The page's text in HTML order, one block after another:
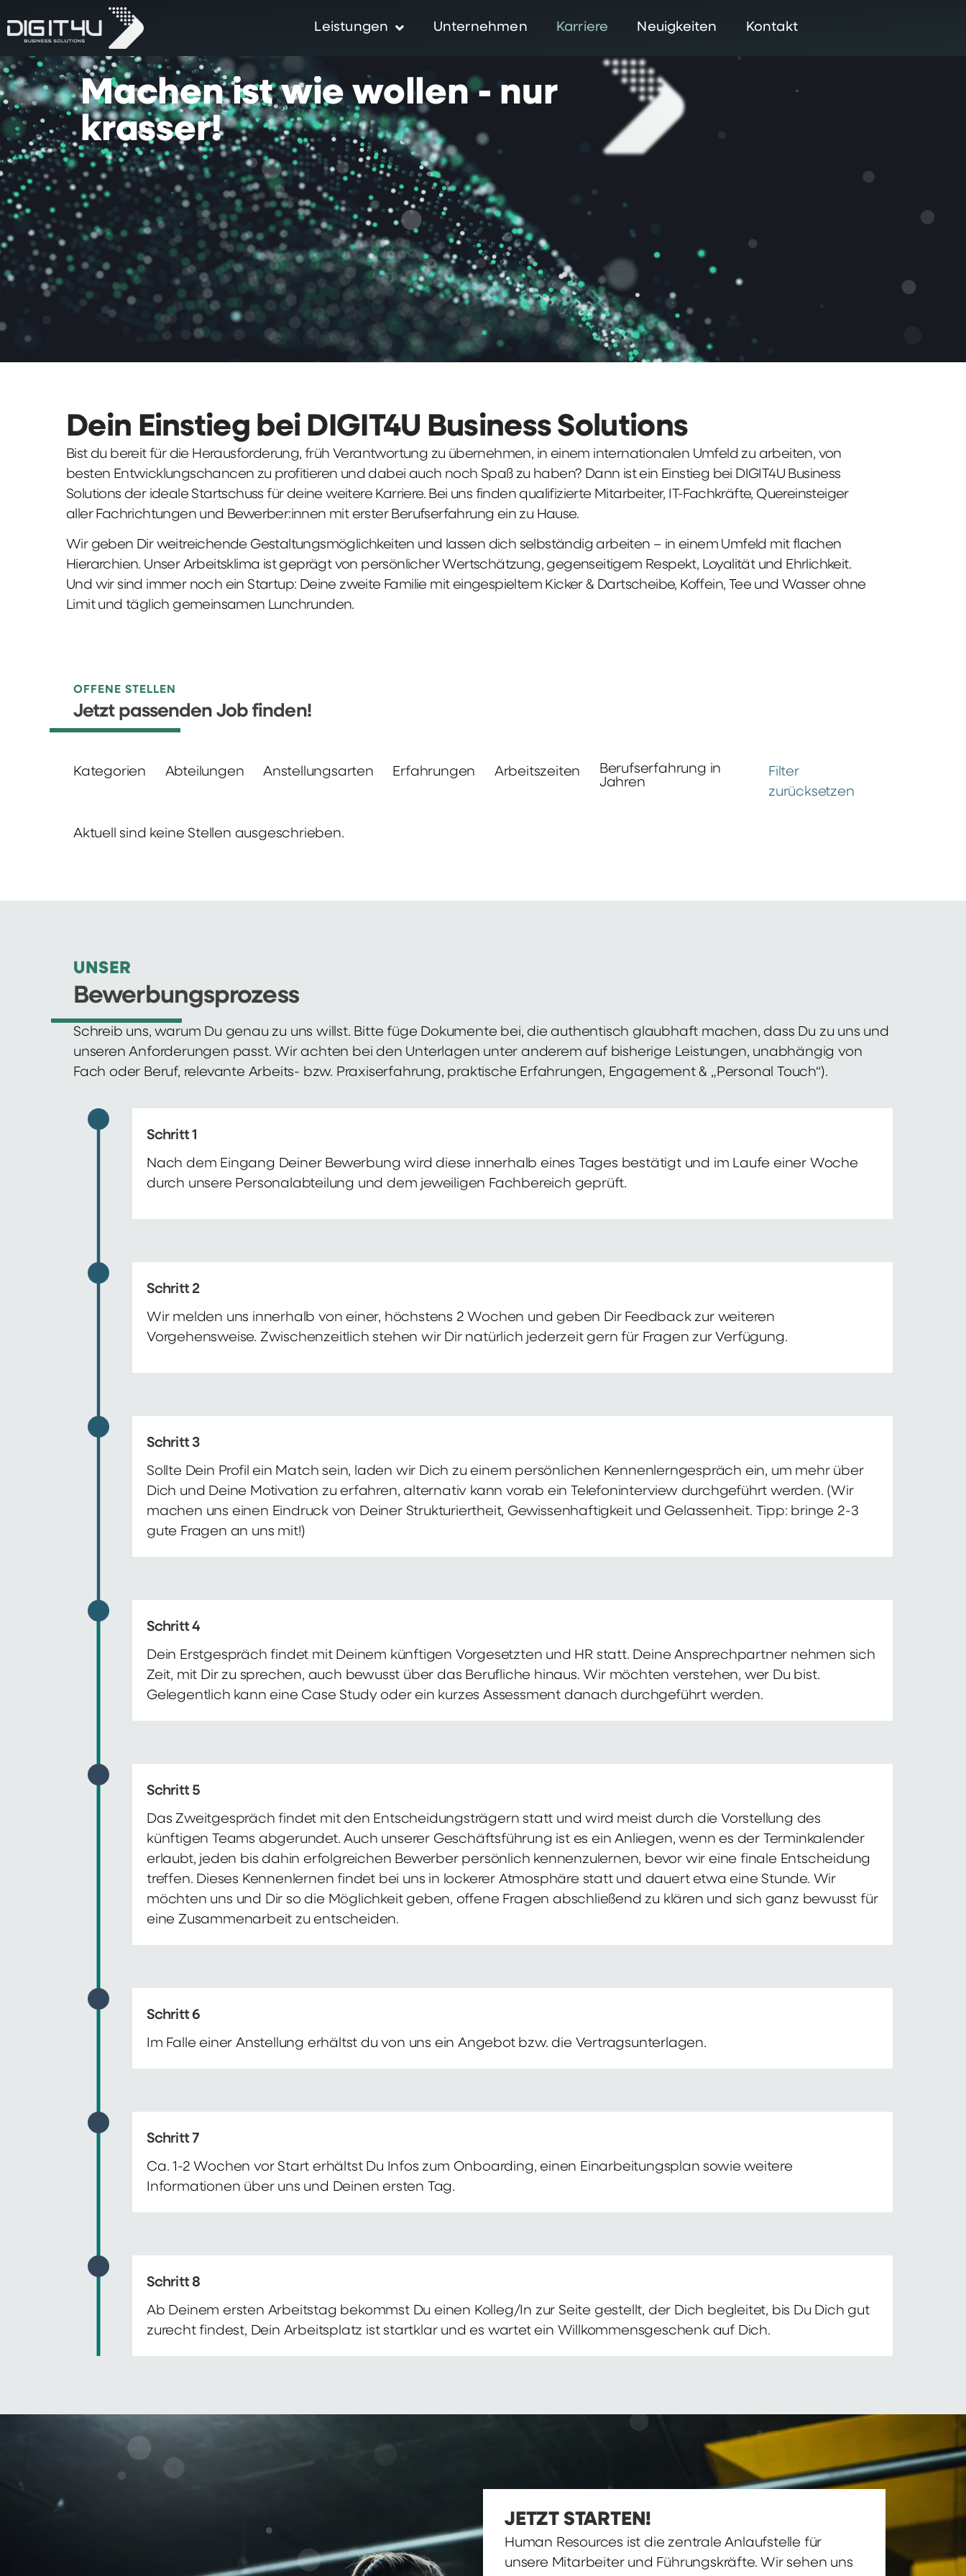
Leistungen Unternehmen Karriere Neuigkeiten Kontakt
Machen ist wie wollen - nur
krasser!
Dein Einstieg bei DIGIT4U Business Solutions
Bist du bereit für die Herausforderung, früh Verantwortung zu übernehmen, in einem internationalen Umfeld zu arbeiten, von
besten Entwicklungschancen zu profitieren und dabei auch noch Spaß zu haben? Dann ist ein Einstieg bei DIGIT4U Business
Solutions der ideale Startschuss für deine weitere Karriere. Bei uns finden qualifizierte Mitarbeiter, IT-Fachkräfte, Quereinsteiger
aller Fachrichtungen und Bewerber:innen mit erster Berufserfahrung ein zu Hause.
Wir geben Dir weitreichende Gestaltungsmöglichkeiten und lassen dich selbständig arbeiten – in einem Umfeld mit flachen
Hierarchien. Unser Arbeitsklima ist geprägt von persönlicher Wertschätzung, gegenseitigem Respekt, Loyalität und Ehrlichkeit.
Und wir sind immer noch ein Startup: Deine zweite Familie mit eingespieltem Kicker & Dartscheibe, Koffein, Tee und Wasser ohne
Limit und täglich gemeinsamen Lunchrunden.
OFFENE STELLEN
Jetzt passenden Job finden!
Kategorien Abteilungen Anstellungsarten Erfahrungen Arbeitszeiten
Berufserfahrung in
Jahren
Filter
zurücksetzen
Aktuell sind keine Stellen ausgeschrieben.
UNSER
Bewerbungsprozess
Schreib uns, warum Du genau zu uns willst. Bitte füge Dokumente bei, die authentisch glaubhaft machen, dass Du zu uns und
unseren Anforderungen passt. Wir achten bei den Unterlagen unter anderem auf bisherige Leistungen, unabhängig von
Fach oder Beruf, relevante Arbeits- bzw. Praxiserfahrung, praktische Erfahrungen, Engagement & „Personal Touch“).
Schritt 1
Nach dem Eingang Deiner Bewerbung wird diese innerhalb eines Tages bestätigt und im Laufe einer Woche
durch unsere Personalabteilung und dem jeweiligen Fachbereich geprüft.
Schritt 2
Wir melden uns innerhalb von einer, höchstens 2 Wochen und geben Dir Feedback zur weiteren
Vorgehensweise. Zwischenzeitlich stehen wir Dir natürlich jederzeit gern für Fragen zur Verfügung.
Schritt 3
Sollte Dein Profil ein Match sein, laden wir Dich zu einem persönlichen Kennenlerngespräch ein, um mehr über
Dich und Deine Motivation zu erfahren, alternativ kann vorab ein Telefoninterview durchgeführt werden. (Wir
machen uns einen Eindruck von Deiner Strukturiertheit, Gewissenhaftigkeit und Gelassenheit. Tipp: bringe 2-3
gute Fragen an uns mit!)
Schritt 4
Dein Erstgespräch findet mit Deinem künftigen Vorgesetzten und HR statt. Deine Ansprechpartner nehmen sich
Zeit, mit Dir zu sprechen, auch bewusst über das Berufliche hinaus. Wir möchten verstehen, wer Du bist.
Gelegentlich kann eine Case Study oder ein kurzes Assessment danach durchgeführt werden.
Schritt 5
Das Zweitgespräch findet mit den Entscheidungsträgern statt und wird meist durch die Vorstellung des
künftigen Teams abgerundet. Auch unserer Geschäftsführung ist es ein Anliegen, wenn es der Terminkalender
erlaubt, jeden bis dahin erfolgreichen Bewerber persönlich kennenzulernen, bevor wir eine finale Entscheidung
treffen. Dieses Kennenlernen findet bei uns in lockerer Atmosphäre statt und dauert etwa eine Stunde. Wir
möchten uns und Dir so die Möglichkeit geben, offene Fragen abschließend zu klären und sich ganz bewusst für
eine Zusammenarbeit zu entscheiden.
Schritt 6
Im Falle einer Anstellung erhältst du von uns ein Angebot bzw. die Vertragsunterlagen.
Schritt 7
Ca. 1-2 Wochen vor Start erhältst Du Infos zum Onboarding, einen Einarbeitungsplan sowie weitere
Informationen über uns und Deinen ersten Tag.
Schritt 8
Ab Deinem ersten Arbeitstag bekommst Du einen Kolleg/In zur Seite gestellt, der Dich begleitet, bis Du Dich gut
zurecht findest, Dein Arbeitsplatz ist startklar und es wartet ein Willkommensgeschenk auf Dich.
JETZT STARTEN!
Human Resources ist die zentrale Anlaufstelle für
unsere Mitarbeiter und Führungskräfte. Wir sehen uns